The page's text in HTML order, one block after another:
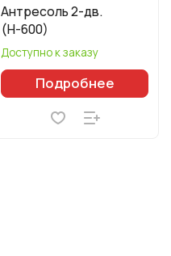
Антресоль 2-дв.
(Н-600)
Доступно к заказу
Подробнее